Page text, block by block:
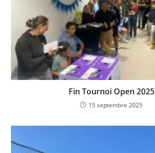
Fin Tournoi Open 2025
15 septembre 2025